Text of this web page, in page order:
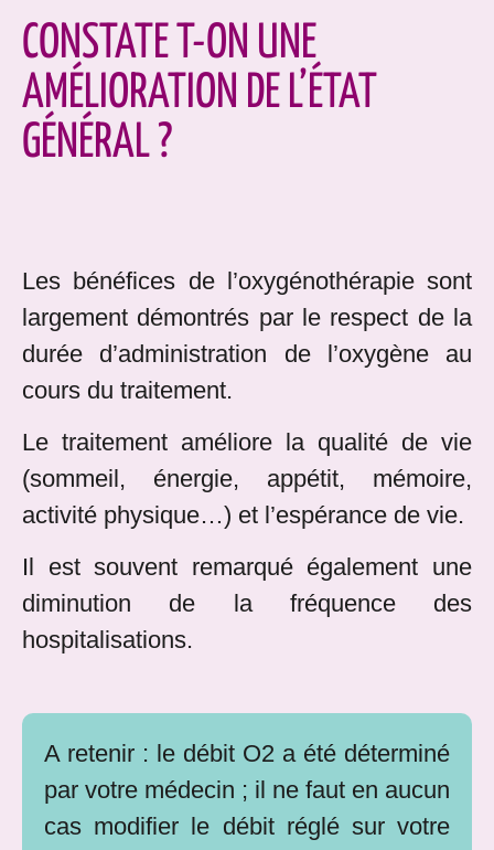
CONSTATE T-ON UNE
AMÉLIORATION DE L’ÉTAT
GÉNÉRAL ?
Les bénéfices de l’oxygénothérapie sont
largement démontrés par le respect de la
durée d’administration de l’oxygène au
cours du traitement.
Le traitement améliore la qualité de vie
(sommeil, énergie, appétit, mémoire,
activité physique…) et l’espérance de vie.
Il est souvent remarqué également une
diminution de la fréquence des
hospitalisations.
A retenir : le débit O2 a été déterminé
par votre médecin ; il ne faut en aucun
cas modifier le débit réglé sur votre